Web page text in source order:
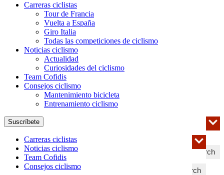
Carreras ciclistas
Tour de Francia
Vuelta a España
Giro Italia
Todas las competiciones de ciclismo
Noticias ciclismo
Actualidad
Curiosidades del ciclismo
Team Cofidis
Consejos ciclismo
Mantenimiento bicicleta
Entrenamiento ciclismo
Search
Suscríbete
Search
Carreras ciclistas
Noticias ciclismo
Team Cofidis
Consejos ciclismo